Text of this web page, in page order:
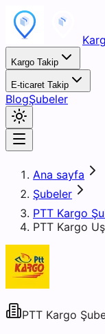
Kargo Takip
E-ticaret Takip
BlogŞubeler
Ana sayfa
Şubeler
PTT Kargo
PTT Kargo
PTT Kargo